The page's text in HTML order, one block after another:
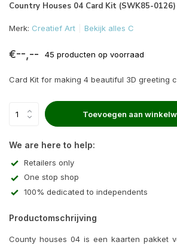
Country Houses 04 Card Kit (SWK85-0126)
Merk: Creatief Art Bekijk alles C
€--,-- 45 producten op voorraad
Card Kit for making 4 beautiful 3D greeting
Toevoegen aan
We are here to help:
Retailers only
One stop shop
100% dedicated to independents
Productomschrijving
County houses 04 is een kaarten pakket